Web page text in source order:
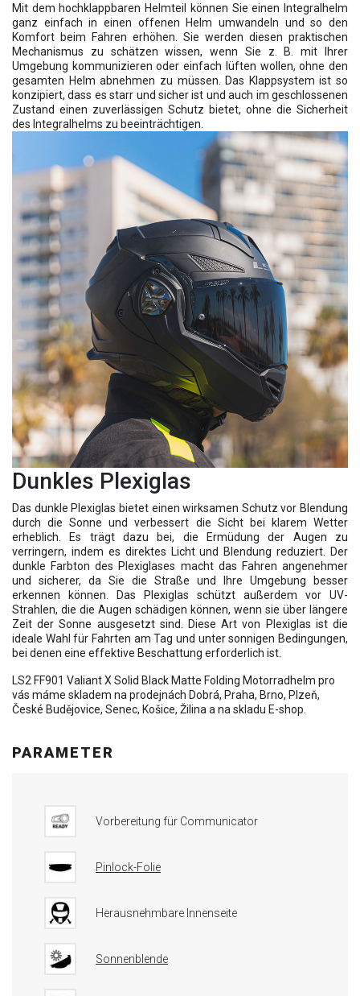
Mit dem hochklappbaren Helmteil können Sie einen Integralhelm
ganz einfach in einen offenen Helm umwandeln und so den
Komfort beim Fahren erhöhen. Sie werden diesen praktischen
Mechanismus zu schätzen wissen, wenn Sie z. B. mit Ihrer
Umgebung kommunizieren oder einfach lüften wollen, ohne den
gesamten Helm abnehmen zu müssen. Das Klappsystem ist so
konzipiert, dass es starr und sicher ist und auch im geschlossenen
Zustand einen zuverlässigen Schutz bietet, ohne die Sicherheit
des Integralhelms zu beeinträchtigen.
Dunkles Plexiglas
Das dunkle Plexiglas bietet einen wirksamen Schutz vor Blendung
durch die Sonne und verbessert die Sicht bei klarem Wetter
erheblich. Es trägt dazu bei, die Ermüdung der Augen zu
verringern, indem es direktes Licht und Blendung reduziert. Der
dunkle Farbton des Plexiglases macht das Fahren angenehmer
und sicherer, da Sie die Straße und Ihre Umgebung besser
erkennen können. Das Plexiglas schützt außerdem vor UV-
Strahlen, die die Augen schädigen können, wenn sie über längere
Zeit der Sonne ausgesetzt sind. Diese Art von Plexiglas ist die
ideale Wahl für Fahrten am Tag und unter sonnigen Bedingungen,
bei denen eine effektive Beschattung erforderlich ist.
LS2 FF901 Valiant X Solid Black Matte Folding Motorradhelm pro
vás máme skladem na prodejnách Dobrá, Praha, Brno, Plzeň,
České Budějovice, Senec, Košice, Žilina a na skladu E-shop.
PARAMETER
Vorbereitung für Communicator
Pinlock-Folie
Herausnehmbare Innenseite
Sonnenblende